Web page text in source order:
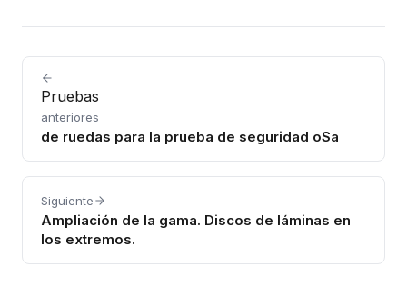
Pruebas
anteriores
de ruedas para la prueba de seguridad oSa
Siguiente
Ampliación de la gama. Discos de láminas en
los extremos.